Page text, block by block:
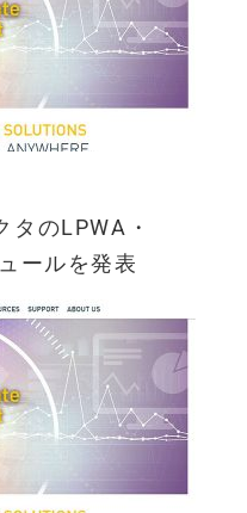
のLPWA・
ールを発表